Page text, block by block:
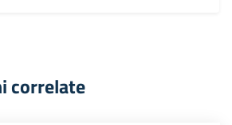
correlate